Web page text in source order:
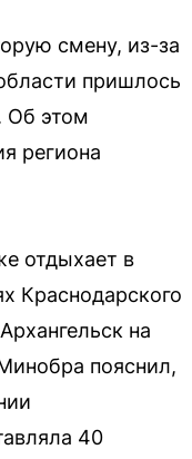
смену, из-за
пришлось
Об этом
региона
отдыхает в
Краснодарского
на
пояснил,
40